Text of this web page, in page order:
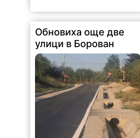
Обновиха още две
улици в Борован